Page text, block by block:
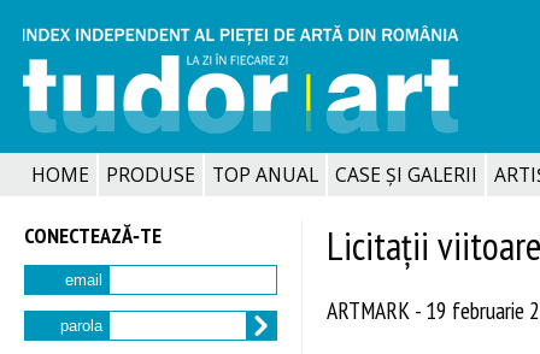
HOME PRODUSE TOP ANUAL CASE ȘI GALERII
CONECTEAZĂ‑TE
email
parola
Licitații viitoare
ARTMARK - 19 februarie